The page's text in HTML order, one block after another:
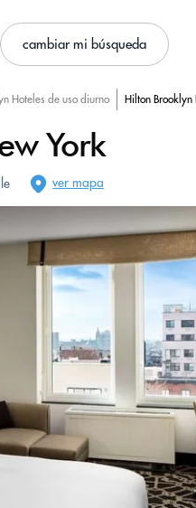
cambiar mi búsqueda
Hoteles de uso diurno Hilton Brooklyn
York
ver mapa